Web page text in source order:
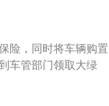
交强险保单是要有，
，不要弄混淆，因为
体标识。商业险如果
补领机动车登记证
人办理补领《机动车
当机动车所有人因死
登记证书》，应当出
险，同时将车辆购置
车管部门领取大绿
哪一部分没有完成。